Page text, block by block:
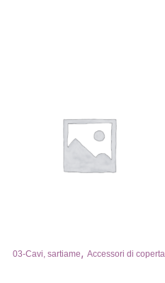
03-Cavi, sartiame, Accessori di coperta